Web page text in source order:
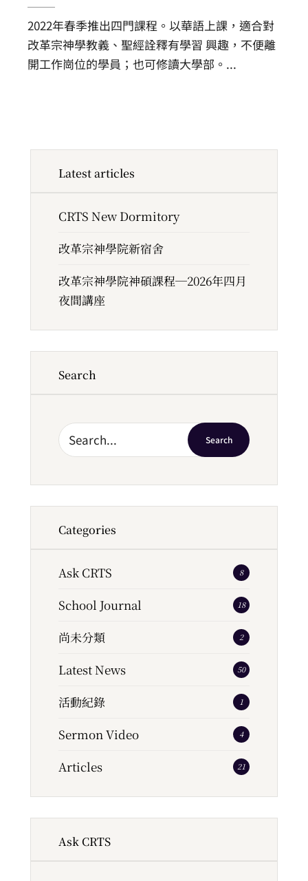
2022年春季推出四門課程。以華語上課，適合對
改革宗神學教義、聖經詮釋有學習 興趣，不便離
開工作崗位的學員；也可修讀大學部。 ...
Latest articles
CRTS New Dormitory
改革宗神學院新宿舍
改革宗神學院神碩課程─2026年四月
夜間講座
Search
Search
Categories
Ask CRTS 8
School Journal 18
尚未分類 2
Latest News 50
活動紀錄 1
Sermon Video 4
Articles 21
Ask CRTS